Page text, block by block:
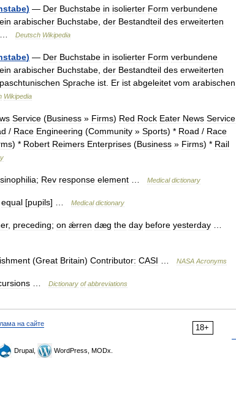
) — Der Buchstabe in isolierter Form verbundene
ein arabischer Buchstabe der Bestandteil des erweiterten
Deutsch Wikipedia
) — Der Buchstabe in isolierter Form verbundene
ein arabischer Buchstabe der Bestandteil des erweiterten
paschtunischen Sprache ist Er ist abgeleitet vom arabischen
Wikipedia
Service (Business » Firms) Red Rock Eater News Service
/ Race Engineering (Community » Sports) * Road / Race
) * Robert Reimers Enterprises (Business » Firms) * Rail
; Rev response element Medical dictionary
equal [pupils] … Medical dictionary
, preceding; on ǽrren dæg the day before yesterday
(Great Britain) Contributor: CASI NASA Acronyms
Dictionary of abbreviations
18+
на сайте
Drupal, WordPress, MODx.